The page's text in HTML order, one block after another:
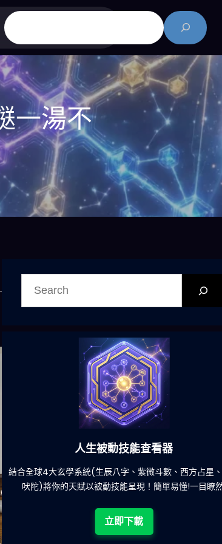
搜
尋
一湯不
人生被動技能查看器
結合全球4大玄學系統(生辰八字、紫微斗數、西方占星
吠陀)將你的天賦以被動技能呈現！簡單易懂!一目瞭
立即下載